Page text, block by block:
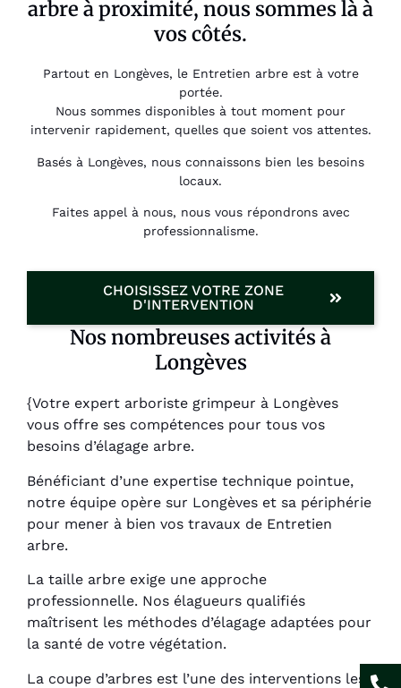
arbre à proximité, nous sommes là à
vos côtés.
Partout en Longèves, le Entretien arbre est à votre
portée.
Nous sommes disponibles à tout moment pour
intervenir rapidement, quelles que soient vos attentes.
Basés à Longèves, nous connaissons bien les besoins
locaux.
Faites appel à nous, nous vous répondrons avec
professionnalisme.
CHOISISSEZ VOTRE ZONE
D'INTERVENTION
Nos nombreuses activités à
Longèves
{Votre expert arboriste grimpeur à Longèves
vous offre ses compétences pour tous vos
besoins d’élagage arbre.
Bénéficiant d’une expertise technique pointue,
notre équipe opère sur Longèves et sa périphérie
pour mener à bien vos travaux de Entretien
arbre.
La taille arbre exige une approche
professionnelle. Nos élagueurs qualifiés
maîtrisent les méthodes d’élagage adaptées pour
la santé de votre végétation.
La coupe d’arbres est l’une des interventions les